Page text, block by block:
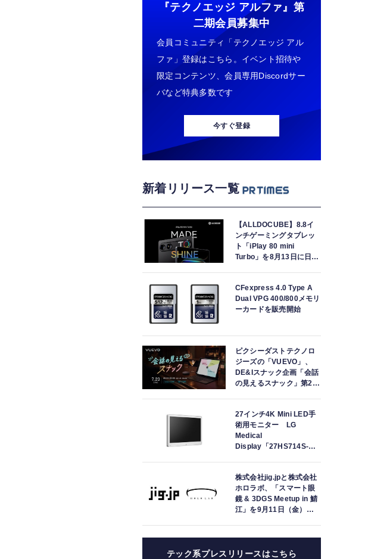
『テクノエッジ アルファ』 第
二期会員募集中
会員コミュニティ「テクノエッジ アル
ファ」登録はこちら。イベント招待や
限定コンテンツ、会員専用Discordサー
バなど特典多数です
今すぐ登録
新着リリース一覧
【ALLDOCUBE】8.8イ
ンチゲーミングタブレッ
ト「iPlay 80 mini
Turbo」を8月13日に日本
CFexpress 4.0 Type A
Dual VPG 400/800メモリ
ーカードを販売開始
ピクシーダストテクノロ
ジーズの「VUEVO」、
DE&Iスナック企画「会話
の見えるスナック」第2回
クに戻れた」
27インチ4K Mini LED手
術用モニター LG
Medical
Display「27HS714S-
株式会社jig.jpと株式会社
ホロラボ、「スマート眼
鏡 & 3DGS Meetup in 鯖
江」を9月11日（金）に
テック系プレスリリースはこちら